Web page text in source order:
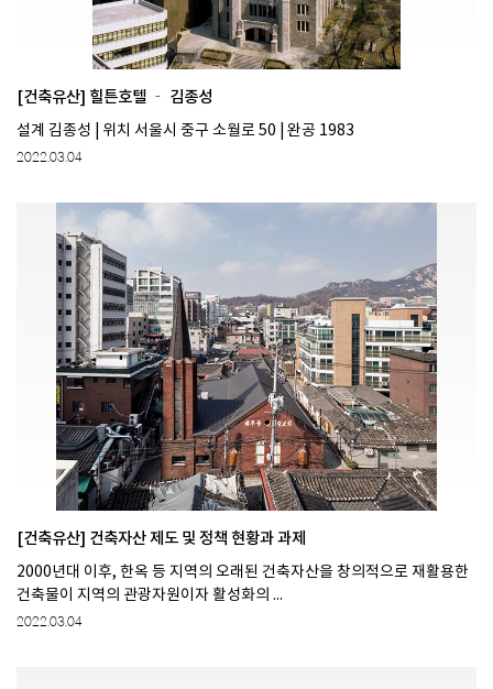
[건축유산] 힐튼호텔 ‐ 김종성
설계 김종성 | 위치 서울시 중구 소월로 50 | 완공 1983
2022.03.04
[건축유산] 건축자산 제도 및 정책 현황과 과제
2000년대 이후, 한옥 등 지역의 오래된 건축자산을 창의적으로 재활용한
건축물이 지역의 관광자원이자 활성화의 ...
2022.03.04